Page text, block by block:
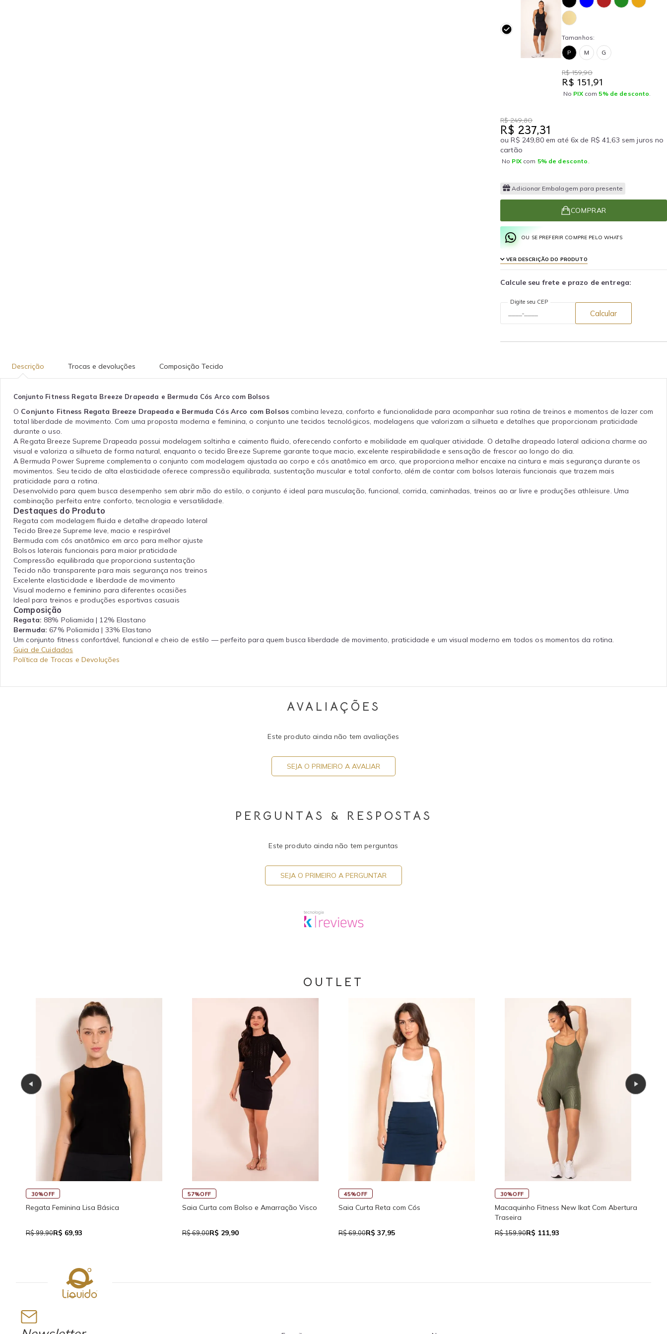
Tamanhos:
P
M G
R$ 159,90
R$ 151,91
No PIXcom 5% de desconto.
R$ 249,80
R$ 237,31
ou R$ 249,80 em até 6x de R$ 41,63 sem juros no
cartão
No PIXcom 5% de desconto .
Adicionar Embalagem para presente
COMPRAR
OU SE PREFERIR COMPRE PELO WHATS
VER DESCRIÇÃO DO PRODUTO
Calcule seu frete e prazo de entrega:
Digite seu CEP
Calcular
Descrição Trocas e devoluções Composição Tecido
Conjunto Fitness Regata Breeze Drapeada e Bermuda Cós Arco com Bolsos
O Conjunto Fitness Regata Breeze Drapeada e Bermuda Cós Arco com Bolsoscombina leveza, conforto e funcionalidade para acompanhar sua rotina de treinos e momentos de lazer com
total liberdade de movimento. Com uma proposta moderna e feminina, o conjunto une tecidos tecnológicos, modelagens que valorizam a silhueta e detalhes que proporcionam praticidade
durante o uso.
A Regata Breeze Supreme Drapeada possui modelagem soltinha e caimento fluido, oferecendo conforto e mobilidade em qualquer atividade. O detalhe drapeado lateral adiciona charme ao
visual e valoriza a silhueta de forma natural, enquanto o tecido Breeze Supreme garante toque macio, excelente respirabilidade e sensação de frescor ao longo do dia.
A Bermuda Power Supreme complementa o conjunto com modelagem ajustada ao corpo e cós anatômico em arco, que proporciona melhor encaixe na cintura e mais segurança durante os
movimentos. Seu tecido de alta elasticidade oferece compressão equilibrada, sustentação muscular e total conforto, além de contar com bolsos laterais funcionais que trazem mais
praticidade para a rotina.
Desenvolvido para quem busca desempenho sem abrir mão do estilo, o conjunto é ideal para musculação, funcional, corrida, caminhadas, treinos ao ar livre e produções athleisure. Uma
combinação perfeita entre conforto, tecnologia e versatilidade.
Destaques do Produto
Regata com modelagem fluida e detalhe drapeado lateral
Tecido Breeze Supreme leve, macio e respirável
Bermuda com cós anatômico em arco para melhor ajuste
Bolsos laterais funcionais para maior praticidade
Compressão equilibrada que proporciona sustentação
Tecido não transparente para mais segurança nos treinos
Excelente elasticidade e liberdade de movimento
Visual moderno e feminino para diferentes ocasiões
Ideal para treinos e produções esportivas casuais
Composição
Regata: 88% Poliamida | 12% Elastano
Bermuda: 67% Poliamida | 33% Elastano
Um conjunto fitness confortável, funcional e cheio de estilo — perfeito para quem busca liberdade de movimento, praticidade e um visual moderno em todos os momentos da rotina.
Guia de Cuidados
Política de Trocas e Devoluções
AVALIAÇÕES
Este produto ainda não tem avaliações
SEJA O PRIMEIRO A AVALIAR
PERGUNTAS & RESPOSTAS
Este produto ainda não tem perguntas
SEJA O PRIMEIRO A PERGUNTAR
OUTLET
Visco Saia Curta Reta com Cós
R$ 69,00
Macaquinho Fitness New Ikat Com Abertura
R$ 159,90
Regata Feminina de Alcinhas Reguláveis
R$ 71,00
Calcinha de Biquíni Cali Cortininha Com
R$ 139,90